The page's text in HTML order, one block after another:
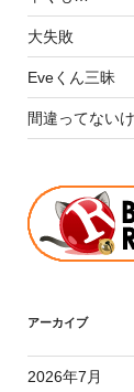
大失敗
Eveくん三昧
間違ってない
アーカイブ
2026年7月